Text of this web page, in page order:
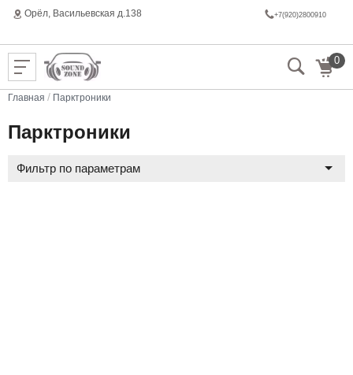
Орёл, Васильeвская д.138 +7(920)2800910
0
Главная / Парктроники
Парктроники
Фильтр по параметрам